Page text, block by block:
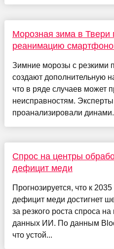
Морозная зима в Твери
реанимацию
Зимние морозы с резкими
создают дополнительную
что в ряде случаев может
неисправностям.
проанализировали
Спрос на центры
дефицит меди
Прогнозируется, что к
дефицит меди достигнет
за резкого роста спроса
данных ИИ. По данным
что устой...